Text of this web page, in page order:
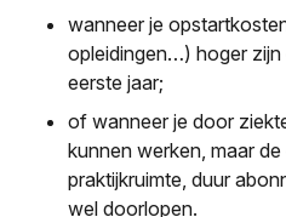
wanneer je
opleidingen…) hoger zijn
eerste jaar;
of wanneer je door
kunnen werken, maar
praktijkruimte, duur
wel doorlopen.